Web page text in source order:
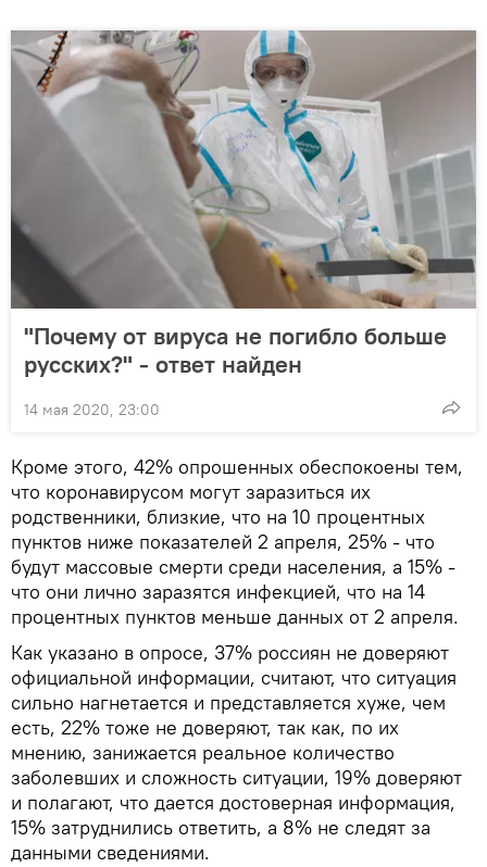
"Почему от вируса не погибло больше
русских?" - ответ найден
14 мая 2020, 23:00
Кроме этого, 42% опрошенных обеспокоены тем,
что коронавирусом могут заразиться их
родственники, близкие, что на 10 процентных
пунктов ниже показателей 2 апреля, 25% - что
будут массовые смерти среди населения, а 15% -
что они лично заразятся инфекцией, что на 14
процентных пунктов меньше данных от 2 апреля.
Как указано в опросе, 37% россиян не доверяют
официальной информации, считают, что ситуация
сильно нагнетается и представляется хуже, чем
есть, 22% тоже не доверяют, так как, по их
мнению, занижается реальное количество
заболевших и сложность ситуации, 19% доверяют
и полагают, что дается достоверная информация,
15% затруднились ответить, а 8% не следят за
данными сведениями.